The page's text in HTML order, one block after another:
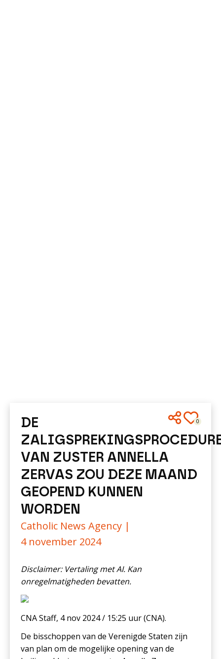
0
DE
VAN ZUSTER ANNELLA
ZERVAS ZOU DEZE MAAND
GEOPEND KUNNEN
WORDEN
Catholic News Agency |
4 november 2024
Disclaimer: Vertaling met AI. Kan
onregelmatigheden bevatten.
CNA Staff, 4 nov 2024 / 15:25 uur (CNA).
De bisschoppen van de Verenigde Staten zijn
van plan om de mogelijke opening van de